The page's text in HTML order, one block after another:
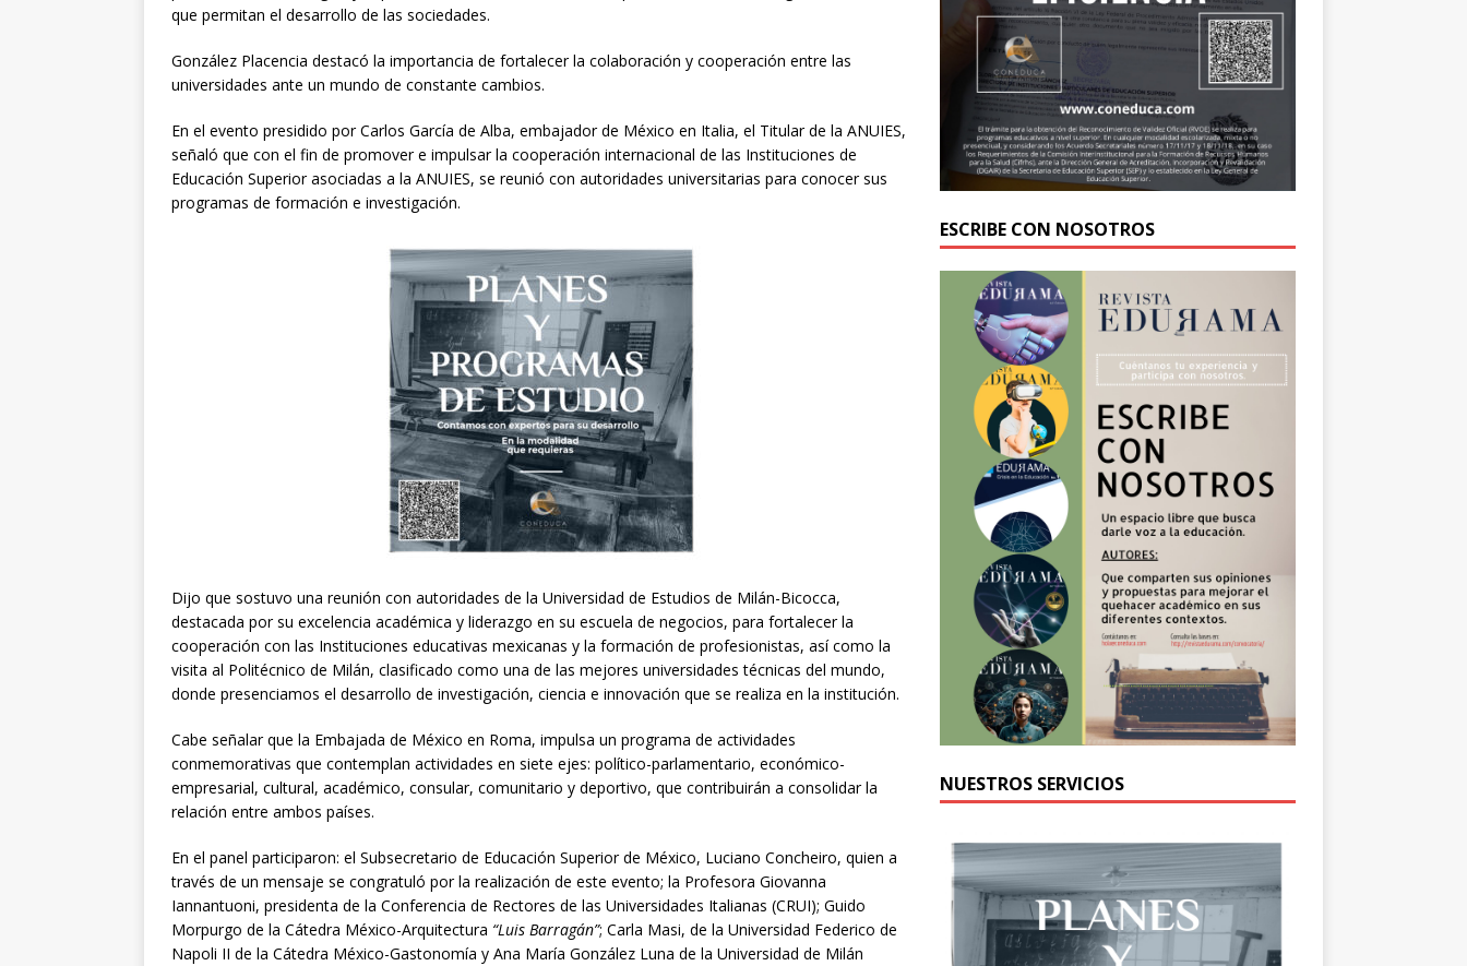
que permitan el desarrollo de las sociedades.
González Placencia destacó la importancia de fortalecer la colaboración y cooperación entre las
universidades ante un mundo de constante cambios.
En el evento presidido por Carlos García de Alba, embajador de México en Italia, el Titular de la ANUIES,
señaló que con el fin de promover e impulsar la cooperación internacional de las Instituciones de
Educación Superior asociadas a la ANUIES, se reunió con autoridades universitarias para conocer sus
programas de formación e investigación.
Dijo que sostuvo una reunión con autoridades de la Universidad de Estudios de Milán-Bicocca,
destacada por su excelencia académica y liderazgo en su escuela de negocios, para fortalecer la
cooperación con las Instituciones educativas mexicanas y la formación de profesionistas, así como la
visita al Politécnico de Milán, clasificado como una de las mejores universidades técnicas del mundo,
donde presenciamos el desarrollo de investigación, ciencia e innovación que se realiza en la institución.
Cabe señalar que la Embajada de México en Roma, impulsa un programa de actividades
conmemorativas que contemplan actividades en siete ejes: político-parlamentario, económico-
empresarial, cultural, académico, consular, comunitario y deportivo, que contribuirán a consolidar la
relación entre ambos países.
En el panel participaron: el Subsecretario de Educación Superior de México, Luciano Concheiro, quien a
través de un mensaje se congratuló por la realización de este evento; la Profesora Giovanna
Iannantuoni, presidenta de la Conferencia de Rectores de las Universidades Italianas (CRUI); Guido
Morpurgo de la Cátedra México-Arquitectura “Luis Barragán”; Carla Masi, de la Universidad Federico de
Napoli II de la Cátedra México-Gastonomía y Ana María González Luna de la Universidad de Milán
ESCRIBE CON NOSOTROS
NUESTROS SERVICIOS